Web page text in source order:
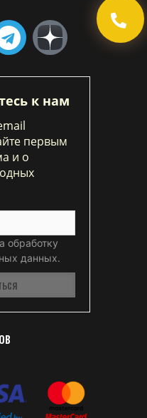
к нам
первым
и о
обработку
данных.